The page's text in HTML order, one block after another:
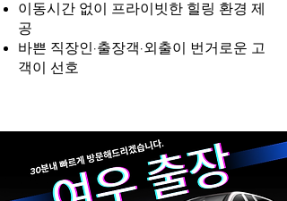
이동시간 없이 프라이빗한 힐링 환경 제
공
바쁜 직장인·출장객·외출이 번거로운 고
객이 선호